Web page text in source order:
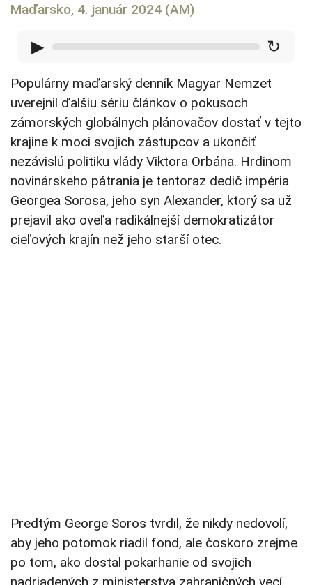
Maďarsko, 4. január 2024 (AM)
▶ ↻
Populárny maďarský denník Magyar Nemzet
uverejnil ďalšiu sériu článkov o pokusoch
zámorských globálnych plánovačov dostať v tejto
krajine k moci svojich zástupcov a ukončiť
nezávislú politiku vlády Viktora Orbána. Hrdinom
novinárskeho pátrania je tentoraz dedič impéria
Georgea Sorosa, jeho syn Alexander, ktorý sa už
prejavil ako oveľa radikálnejší demokratizátor
cieľových krajín než jeho starší otec.
Predtým George Soros tvrdil, že nikdy nedovolí,
aby jeho potomok riadil fond, ale čoskoro zrejme
po tom, ako dostal pokarhanie od svojich